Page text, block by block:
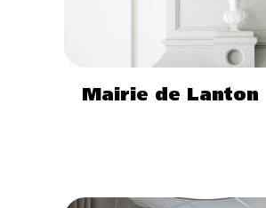
Mairie de Lanton